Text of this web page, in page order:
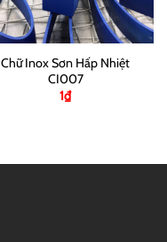
Chữ Inox Sơn Hấp Nhiệt
CI007
1₫